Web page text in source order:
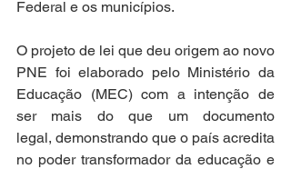
Federal e os municípios.
O projeto de lei que deu origem ao novo
PNE foi elaborado pelo Ministério da
Educação (MEC) com a intenção de
ser mais do que um documento
legal, demonstrando que o país acredita
no poder transformador da educação e